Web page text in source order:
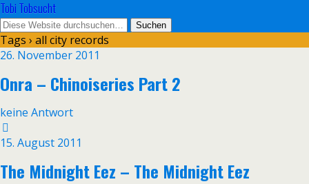
Tobi Tobsucht
Tags › all city records
26. November 2011
Onra – Chinoiseries Part 2
keine Antwort
15. August 2011
The Midnight Eez – The Midnight Eez